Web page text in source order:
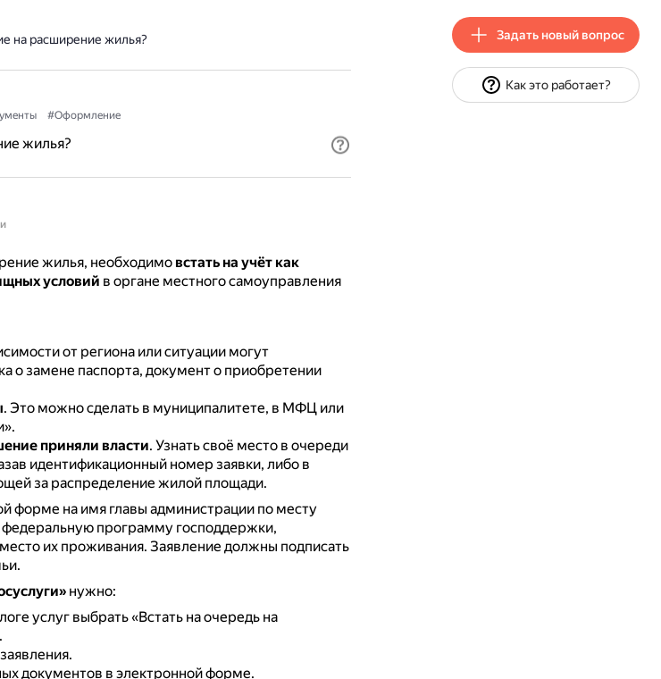
на расширение жилья?
#Оформление
жилья?
жилья, необходимо встать на учёт как
условий в органе местного самоуправления
от региона или ситуации могут
о замене паспорта, документ о приобретении
. Это можно сделать в муниципалитете, в МФЦ или
приняли власти. Узнать своё место в очереди
идентификационный номер заявки, либо в
за распределение жилой площади.
форме на имя главы администрации по месту
федеральную программу господдержки,
их проживания. Заявление должны подписать
нужно:
услуг выбрать «Встать на очередь на
документов в электронной форме.
Задать новый вопрос
Как это работает?